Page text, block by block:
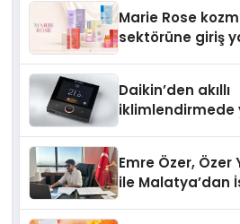
Aldı
Marie Rose
sektörüne giriş
Daikin’den akıllı
iklimlendirmede
Emre Özer, Özer
ile Malatya’dan